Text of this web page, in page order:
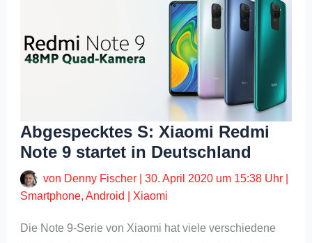
Abgespecktes S: Xiaomi Redmi
Note 9 startet in Deutschland
von Denny Fischer |30. April 2020 um 15:38 Uhr
Smartphone,Android Xiaomi
Die Note 9-Serie von Xiaomi hat viele verschiedene